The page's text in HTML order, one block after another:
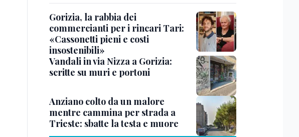
Gorizia, la rabbia dei
commercianti per i rincari Tari:
«Cassonetti pieni e costi
insostenibili»
Vandali in via Nizza a Gorizia:
scritte su muri e portoni
Anziano colto da un malore
mentre cammina per strada a
Trieste: sbatte la testa e muore